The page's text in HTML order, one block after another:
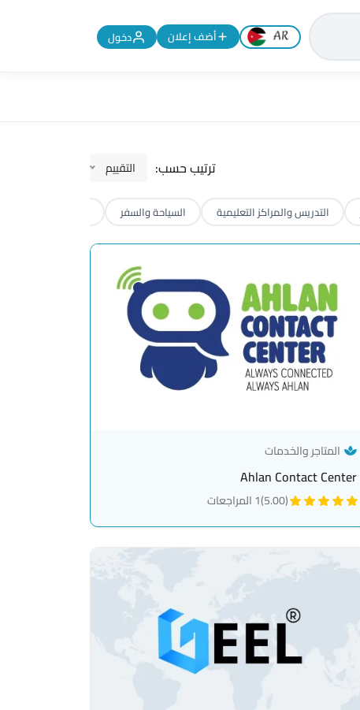
تغيير اللغة إلى الإنجليزية
أضف إعلان دخول
ترتيب حسب: التقييم
التدريس والمراكز التعليمية السياحة والسفر
المتاجر والخدمات— category link
Ahlan Contact Center
(5.00) 1 المراجعات